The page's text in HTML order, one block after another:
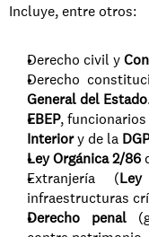
Incluye, entre otros:
Derecho civil y
Derecho
General del Estado
EBEP,
Interior y de la DGP
Ley Orgánica 2/86
Extranjería (
infraestructuras
Derecho penal